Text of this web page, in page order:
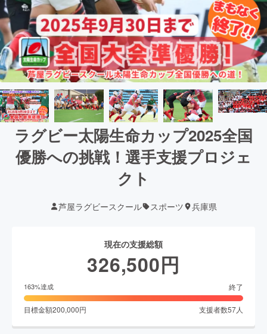
ラグビー太陽生命カップ2025全国
優勝への挑戦！選手支援プロジェ
クト
芦屋ラグビースクール スポーツ 兵庫県
現在の支援総額
326,500円
163%達成 終了
目標金額200,000円 支援者数57人